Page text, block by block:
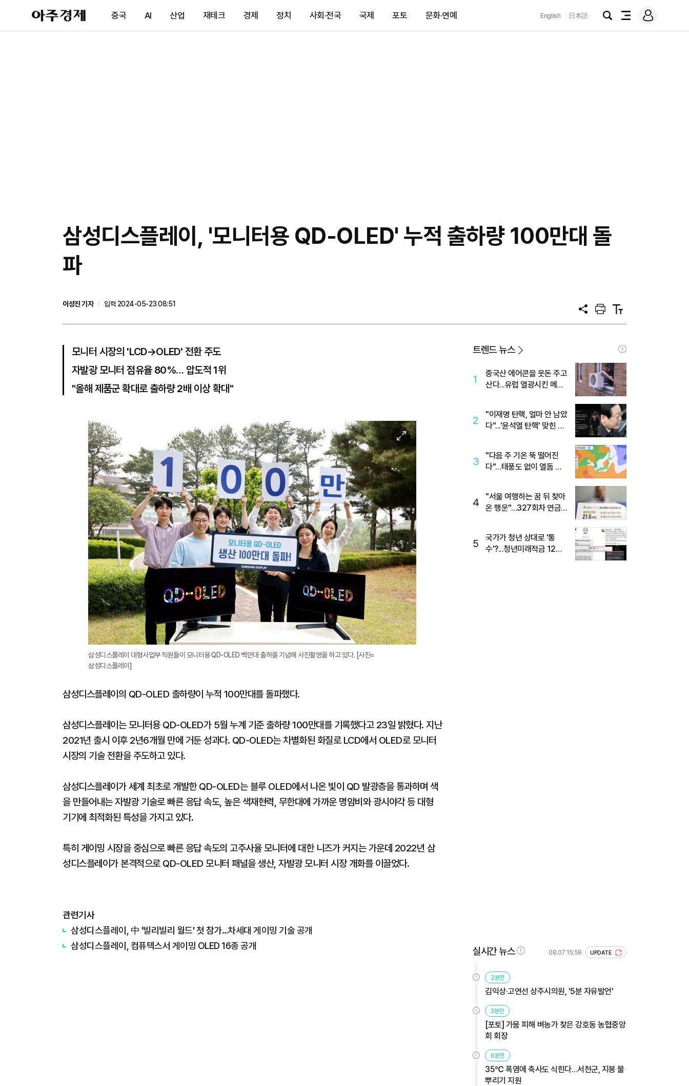
아
주
제
중국 AI 산업 재테크 경제 정치 사회·전국 국제 포토 문화·연예 English 日本語
검
전
메
그
삼성디스플레이, '모니터용 QD-OLED' 누적 출하량 100만대 돌
파
이성진 기자
입력 2024-05-23 08:51
공
프
트
텍
트
모니터 시장의 'LCD→OLED' 전환 주도
자발광 모니터 점유율 80%… 압도적 1위
"올해 제품군 확대로 출하량 2배 이상 확대"
이
미
지
확
대
삼성디스플레이 대형사업부 직원들이 모니터용 QD-OLED 백만대 출하를 기념해 사진촬영을 하고 있다. [사진=
삼성디스플레이]
삼성디스플레이의 QD-OLED 출하량이 누적 100만대를 돌파했다.
삼성디스플레이는 모니터용 QD-OLED가 5월 누계 기준 출하량 100만대를 기록했다고 23일 밝혔다. 지난
2021년 출시 이후 2년6개월 만에 거둔 성과다. QD-OLED는 차별화된 화질로 LCD에서 OLED로 모니터
시장의 기술 전환을 주도하고 있다.
삼성디스플레이가 세계 최초로 개발한 QD-OLED는 블루 OLED에서 나온 빛이 QD 발광층을 통과하며 색
을 만들어내는 자발광 기술로 빠른 응답 속도, 높은 색재현력, 무한대에 가까운 명암비와 광시야각 등 대형
기기에 최적화된 특성을 가지고 있다.
특히 게이밍 시장을 중심으로 빠른 응답 속도의 고주사율 모니터에 대한 니즈가 커지는 가운데 2022년 삼
성디스플레이가 본격적으로 QD-OLED 모니터 패널을 생산, 자발광 모니터 시장 개화를 이끌었다.
관련기사
삼성디스플레이, 中 '빌리빌리 월드' 첫 참가…차세대 게이밍 기술 공개
삼성디스플레이, 컴퓨텍스서 게이밍 OLED 16종 공개
트렌드 뉴스
1
중국산 에어콘을 웃돈 주고
산다...유럽 열광시킨 메이
2
"이재명 탄핵, 얼마 안 남았
다"...'윤석열 탄핵' 맞힌 무
3
"다음 주 기온 뚝 떨어진
다"…태풍도 없이 열돔 박
4
"서울 여행하는 꿈 뒤 찾아
온 행운"…327회차 연금
5
국가가 청년 상대로 '통
수'?...청년미래적금 12%
실시간 뉴스 08.07 15:58 UPDATE
2분전
김익상·고연선 상주시의원, '5분 자유발언'
3분전
[포토] 가뭄 피해 벼농가 찾은 강호동 농협중앙
회 회장
6분전
35℃ 폭염에 축사도 식힌다…서천군, 지붕 물
뿌리기 지원